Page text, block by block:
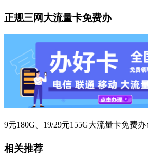
正规三网大流量卡免费办
9元180G、19/29元155G大流量卡免费办
相关推荐